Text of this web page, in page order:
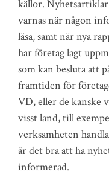
källor.
varnas när någon
läsa, samt när nya
har företag lagt
som kan besluta att
framtiden för
VD, eller de kanske
visst land, till
verksamheten
är det bra att ha
informerad.